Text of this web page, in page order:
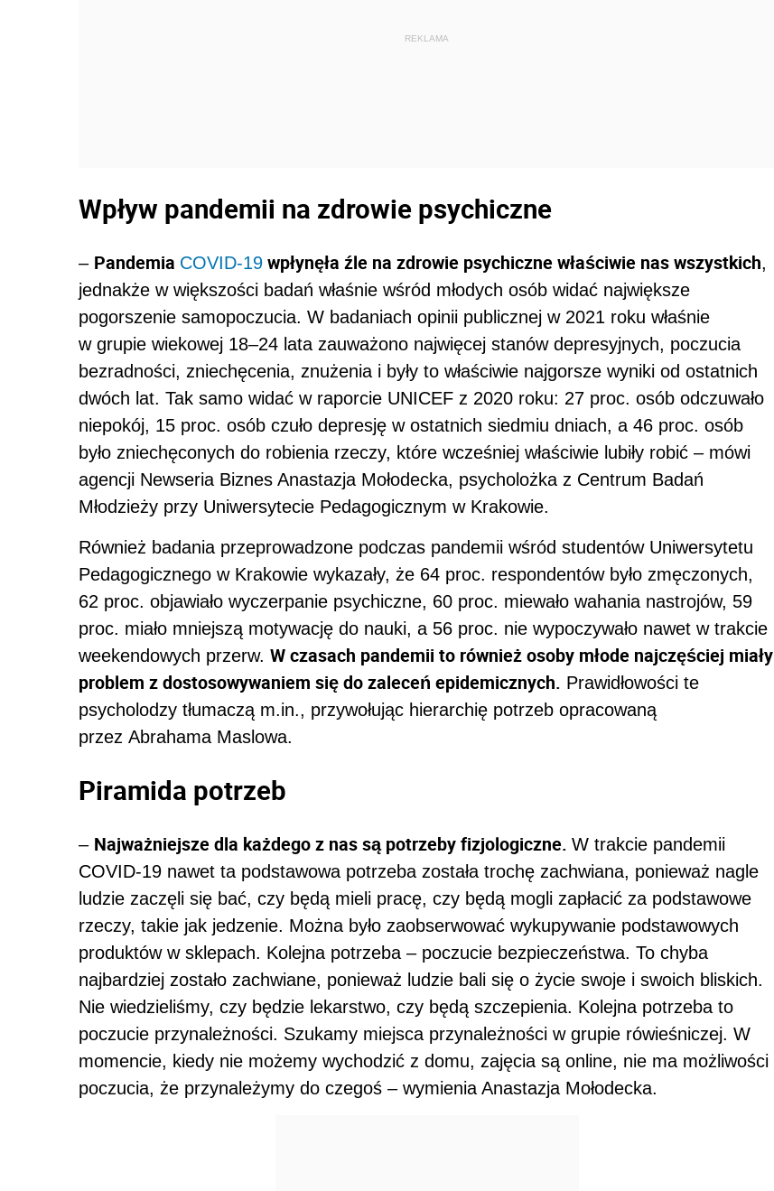
REKLAMA
Wpływ pandemii na zdrowie psychiczne
– Pandemia COVID-19 wpłynęła źle na zdrowie psychiczne właściwie nas wszystkich,
jednakże w większości badań właśnie wśród młodych osób widać największe
pogorszenie samopoczucia. W badaniach opinii publicznej w 2021 roku właśnie
w grupie wiekowej 18–24 lata zauważono najwięcej stanów depresyjnych, poczucia
bezradności, zniechęcenia, znużenia i były to właściwie najgorsze wyniki od ostatnich
dwóch lat. Tak samo widać w raporcie UNICEF z 2020 roku: 27 proc. osób odczuwało
niepokój, 15 proc. osób czuło depresję w ostatnich siedmiu dniach, a 46 proc. osób
było zniechęconych do robienia rzeczy, które wcześniej właściwie lubiły robić – mówi
agencji Newseria Biznes Anastazja Mołodecka, psycholożka z Centrum Badań
Młodzieży przy Uniwersytecie Pedagogicznym w Krakowie.
Również badania przeprowadzone podczas pandemii wśród studentów Uniwersytetu
Pedagogicznego w Krakowie wykazały, że 64 proc. respondentów było zmęczonych,
62 proc. objawiało wyczerpanie psychiczne, 60 proc. miewało wahania nastrojów, 59
proc. miało mniejszą motywację do nauki, a 56 proc. nie wypoczywało nawet w trakcie
weekendowych przerw. W czasach pandemii to również osoby młode najczęściej miały
problem z dostosowywaniem się do zaleceń epidemicznych. Prawidłowości te
psycholodzy tłumaczą m.in., przywołując hierarchię potrzeb opracowaną
przez Abrahama Maslowa.
Piramida potrzeb
– Najważniejsze dla każdego z nas są potrzeby fizjologiczne. W trakcie pandemii
COVID-19 nawet ta podstawowa potrzeba została trochę zachwiana, ponieważ nagle
ludzie zaczęli się bać, czy będą mieli pracę, czy będą mogli zapłacić za podstawowe
rzeczy, takie jak jedzenie. Można było zaobserwować wykupywanie podstawowych
produktów w sklepach. Kolejna potrzeba – poczucie bezpieczeństwa. To chyba
najbardziej zostało zachwiane, ponieważ ludzie bali się o życie swoje i swoich bliskich.
Nie wiedzieliśmy, czy będzie lekarstwo, czy będą szczepienia. Kolejna potrzeba to
poczucie przynależności. Szukamy miejsca przynależności w grupie rówieśniczej. W
momencie, kiedy nie możemy wychodzić z domu, zajęcia są online, nie ma możliwości
poczucia, że przynależymy do czegoś – wymienia Anastazja Mołodecka.